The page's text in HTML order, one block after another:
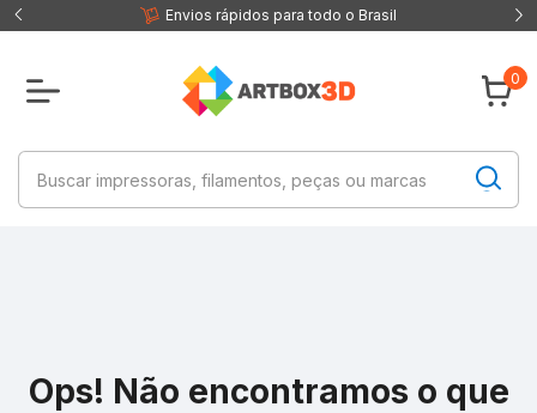
Envios rápidos para todo o Brasil
0
Ops! Não encontramos o que